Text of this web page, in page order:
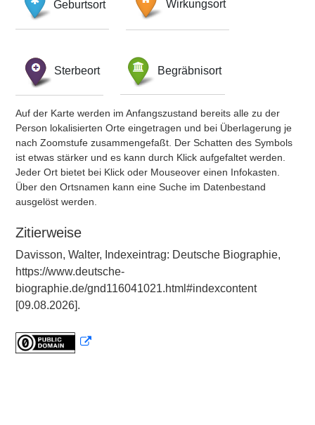
Geburtsort Wirkungsort
Sterbeort Begräbnisort
Auf der Karte werden im Anfangszustand bereits alle zu der
Person lokalisierten Orte eingetragen und bei Überlagerung je
nach Zoomstufe zusammengefaßt. Der Schatten des Symbols
ist etwas stärker und es kann durch Klick aufgefaltet werden.
Jeder Ort bietet bei Klick oder Mouseover einen Infokasten.
Über den Ortsnamen kann eine Suche im Datenbestand
ausgelöst werden.
Zitierweise
Davisson, Walter, Indexeintrag: Deutsche Biographie,
https://www.deutsche-
biographie.de/gnd116041021.html#indexcontent
[09.08.2026].